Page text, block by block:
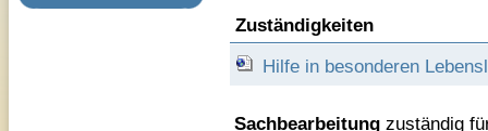
Zuständigkeiten
Hilfe in besonderen
Sachbearbeitung zuständig